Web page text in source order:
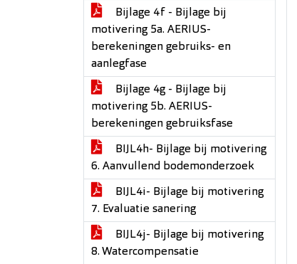
Bijlage 4f - Bijlage bij
motivering 5a. AERIUS-
berekeningen gebruiks- en
aanlegfase
Bijlage 4g - Bijlage bij
motivering 5b. AERIUS-
berekeningen gebruiksfase
BIJL4h- Bijlage bij motivering
6. Aanvullend bodemonderzoek
BIJL4i- Bijlage bij motivering
7. Evaluatie sanering
BIJL4j- Bijlage bij motivering
8. Watercompensatie